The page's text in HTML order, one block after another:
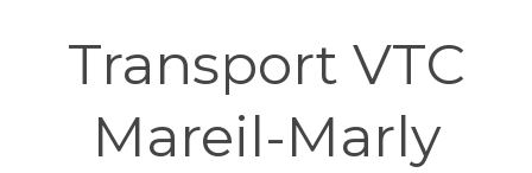
Transport VTC
Mareil-Marly